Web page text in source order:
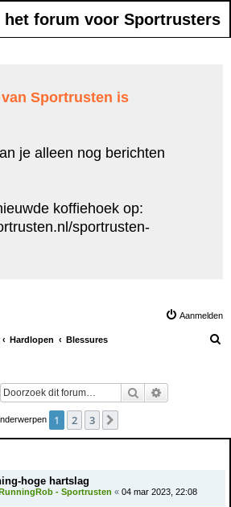
het forum voor Sportrusters
Sportrusten is
je alleen nog berichten
koffiehoek op:
sportrusten-
Aanmelden
Hardlopen Blessures
Zoek
1 2 3
hoge hartslag
- Sportrusten « 04 mar 2023, 22:08